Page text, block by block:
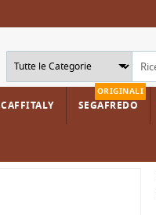
CAFFITALY SEGAFREDO
ORIGINALI